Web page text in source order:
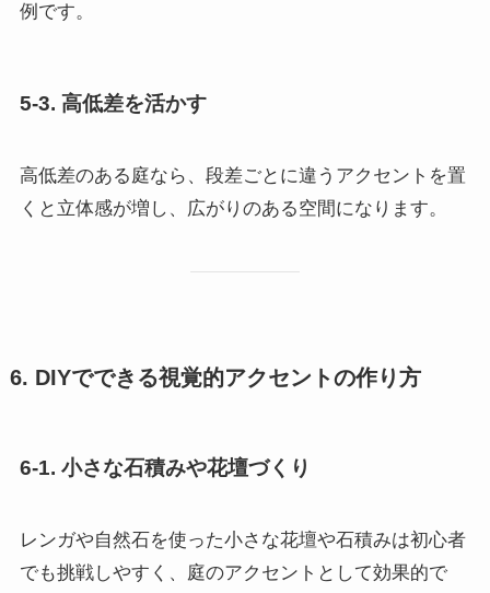
例です。
5-3. 高低差を活かす
高低差のある庭なら、段差ごとに違うアクセントを置
くと立体感が増し、広がりのある空間になります。
6. DIYでできる視覚的アクセントの作り方
6-1. 小さな石積みや花壇づくり
レンガや自然石を使った小さな花壇や石積みは初心者
でも挑戦しやすく、庭のアクセントとして効果的で